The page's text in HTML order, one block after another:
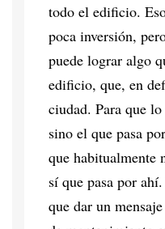
todo el edificio.
poca inversión,
puede lograr algo
edificio, que, en
ciudad. Para que
sino el que pasa
que habitualmente
sí que pasa por
que dar un